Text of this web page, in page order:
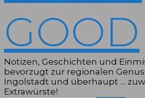
GOOD
Notizen, Geschichten und
bevorzugt zur regionalen
Ingolstadt und überhaupt …
Extrawürste!